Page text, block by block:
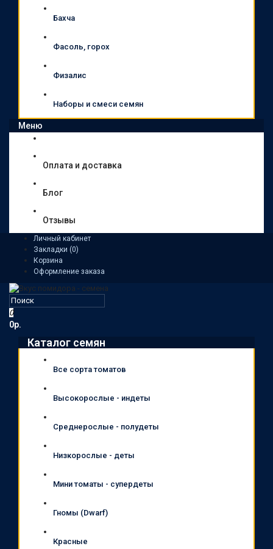
Бахча
Фасоль, горох
Физалис
Наборы и смеси семян
Меню
Оплата и доставка
Блог
Отзывы
Личный кабинет
Закладки (0)
Корзина
Оформление заказа
0
0р.
Каталог семян
Все сорта томатов
Высокорослые - индеты
Среднерослые - полудеты
Низкорослые - деты
Мини томаты - супердеты
Гномы (Dwarf)
Красные